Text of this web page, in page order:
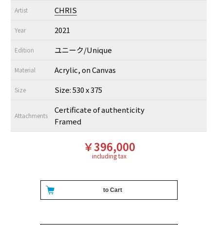
Artist CHRIS
Year 2021
Edition ユニーク/Unique
Material Acrylic, on Canvas
Size Size: 530 x 375
Attachments
Certificate of authenticity
Framed
￥396,000
including tax